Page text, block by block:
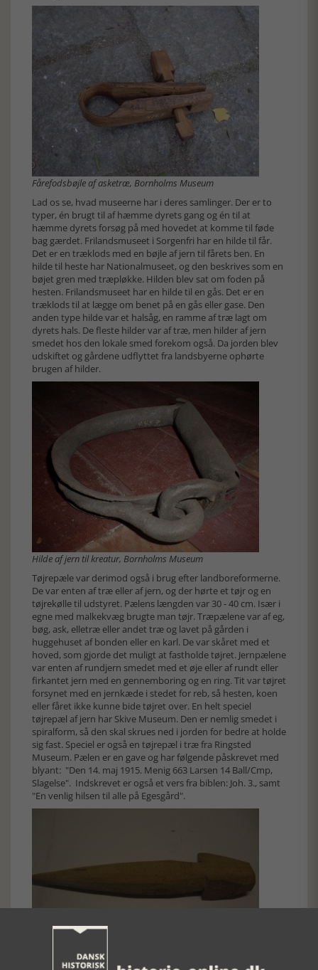
Fårefodsbøjle af asketræ, Bornholms Museum
Lad os se, hvad museerne har i deres samlinger. Der er to
typer, én brugt til af hæmme dyrets gang og én til at
hæmme dyrets forsøg på med hovedet at komme til føde
bag gærdet. Frilandsmuseet i Sorgenfri har en hilde til får.
Det er en træklods med en bøjle af jern til fårets ben. En
hilde til heste har Nationalmuseet, og den beskrives som en
bøjet gren med træpløkke. Hilden blev sat om foden på
hesten. Frilandsmuseet har en hilde til en gås. Det er en
træklods til at lægge om benet på en gås eller gase. Den
anden type hilde var et halsåg, en ramme af træ lagt om
dyrets hals. De fleste hilder var af træ, men hilder af jern
smedet hos den lokale smed forekom også. Da jorden blev
udskiftet og gårdene udflyttet fra landsbyerne ophørte
brugen af hilder.
Hilde af jern til kreatur, Bornholms Museum
Tøjrepæle var derimod også i brug efter landboreformerne.
De var enten af træ eller af jern, og der hørte et tøjr og en
tøjrekølle til udstyret. Pælens længden var 30 - 40 cm. Især i
egne med malkekvæg brugte man tøjr. Træpælene var af eg,
bøg, ask, elletræ eller andet træ og lavet på gården i
huggehuset af bonden eller en karl. De var skåret med et
hoved, som gjorde det muligt at fastholde tøjret. Jernpælene
var enten af rundjern smedet med et øje eller af rundt eller
firkantet jern med en gennemboring og en ring. Tit var tøjret
forsynet med en jernkæde i stedet for reb, så hesten, koen
eller fåret ikke kunne bide tøjret over. En helt speciel
tøjrepæl af jern har Skive Museum. Den er nemlig smedet i
spiralform, så den skal skrues ned i jorden for bedre at holde
sig fast. Speciel er også en tøjrepæl i træ fra Ringsted
Museum. Pælen er en gave og har følgende påskrevet med
blyant: "Den 14. maj 1915. Menig 663 Larsen 14 Ball/Cmp,
Slagelse". Indskrevet er også et vers fra biblen: Joh. 3., samt
"En venlig hilsen til alle på Egesgård".